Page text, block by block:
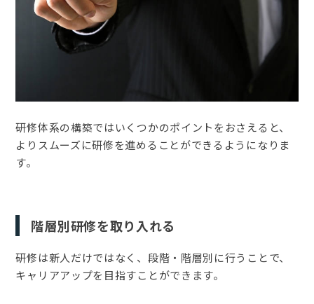
研修体系の構築ではいくつかのポイントをおさえると、
よりスムーズに研修を進めることができるようになりま
す。
階層別研修を取り入れる
研修は新人だけではなく、段階・階層別に行うことで、
キャリアアップを目指すことができます。